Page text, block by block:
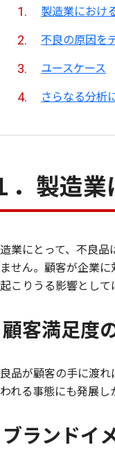
製造業におけ
不良の原因を
ユースケース
さらなる分析
．製造
業にとって、不良
せん。顧客が企業
こりうる影響として
顧客満足度
品が顧客の手に渡
れる事態にも発展し
ブランドイ